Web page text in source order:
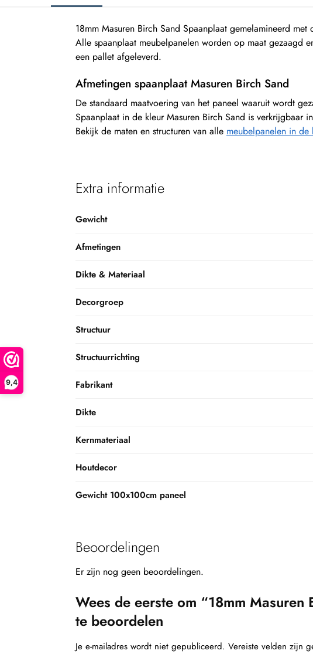
9,4
18mm Masuren Birch Sand Spaanplaat gemelamineerd met
Alle spaanplaat meubelpanelen worden op maat gezaagd
een pallet afgeleverd.
Afmetingen spaanplaat Masuren Birch Sand
De standaard maatvoering van het paneel waaruit wordt
Spaanplaat in de kleur Masuren Birch Sand is verkrijgbaar
Bekijk de maten en structuren van alle meubelpanelen in de
Extra informatie
Gewicht
Afmetingen
Dikte & Materiaal
Decorgroep
Structuur
Structuurrichting
Fabrikant
Dikte
Kernmateriaal
Houtdecor
Gewicht 100x100cm paneel
Beoordelingen
Er zijn nog geen beoordelingen.
Wees de eerste om “18mm
te beoordelen
Je e-mailadres wordt niet gepubliceerd. Vereiste velden zijn